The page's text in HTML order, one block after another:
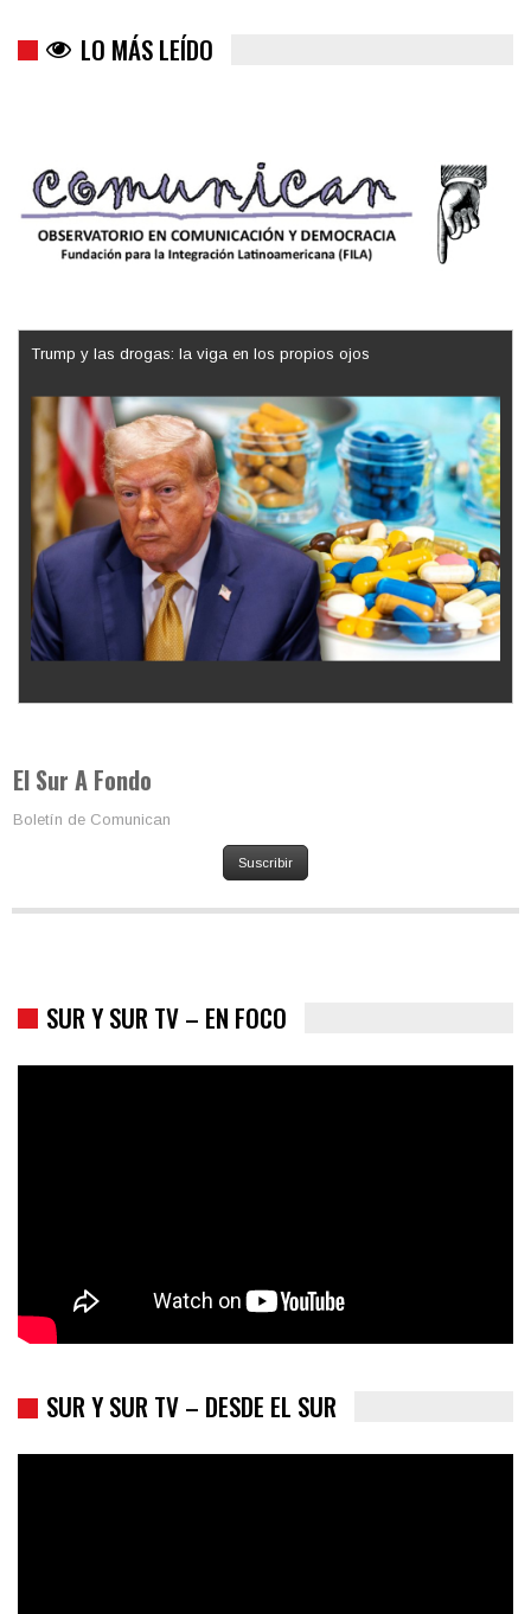
LO MÁS LEÍDO
Trump y las drogas: la viga en los propios ojos
El Sur A Fondo
Boletín de Comunican
Suscribir
SUR Y SUR TV – EN FOCO
SUR Y SUR TV – DESDE EL SUR